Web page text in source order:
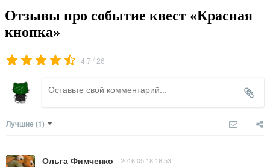
Отзывы про событие квест «Красная
кнопка»
4.7 /26
Лучшие (1)
Ольга Фимченко 2016.05.18 16:53